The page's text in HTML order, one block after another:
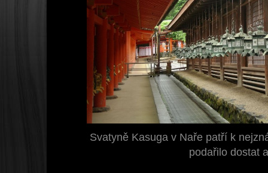
Svatyně Kasuga v Naře patří k
podařilo dostat